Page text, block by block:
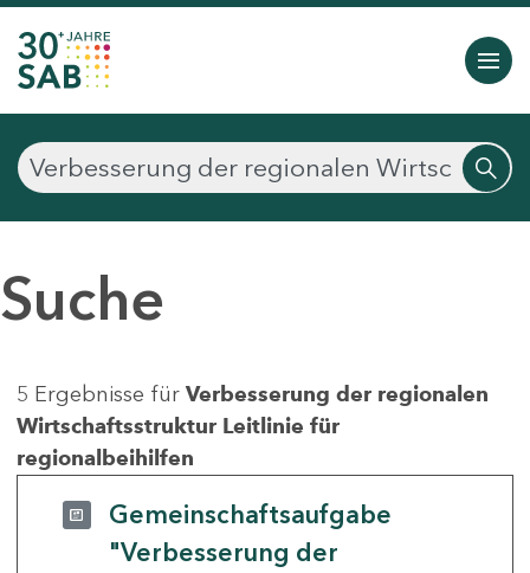
Suche
5 Ergebnisse für Verbesserung der regionalen
Wirtschaftsstruktur Leitlinie für
regionalbeihilfen
Gemeinschaftsaufgabe
"Verbesserung der